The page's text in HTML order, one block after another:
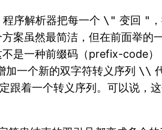
程序解析器把每一个 \" 变回 "
案虽然最简洁，但在前面举的
是一种前缀码（prefix-code）
加一个新的双字符转义序列 \\
跟着一个转义序列。可以说，